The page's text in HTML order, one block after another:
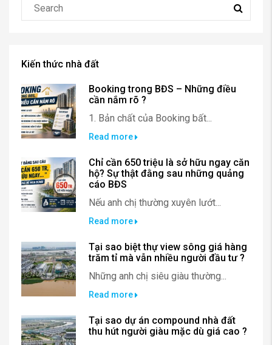
Kiến thức nhà đất
Booking trong BĐS – Những điều
cần nắm rõ ?
1. Bản chất của Booking bất...
Read more
Chỉ cần 650 triệu là sở hữu ngay căn
hộ? Sự thật đằng sau những quảng
cáo BĐS
Nếu anh chị thường xuyên lướt...
Read more
Tại sao biệt thự view sông giá hàng
trăm tỉ mà vẫn nhiều người đầu tư ?
Những anh chị siêu giàu thường...
Read more
Tại sao dự án compound nhà đất
thu hút người giàu mặc dù giá cao ?